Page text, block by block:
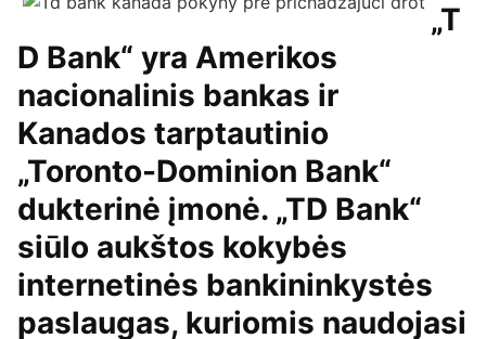
„T
D Bank“ yra Amerikos
nacionalinis bankas ir
Kanados tarptautinio
„Toronto-Dominion Bank“
dukterinė įmonė. „TD Bank“
siūlo aukštos kokybės
internetinės bankininkystės
paslaugas, kuriomis naudojasi